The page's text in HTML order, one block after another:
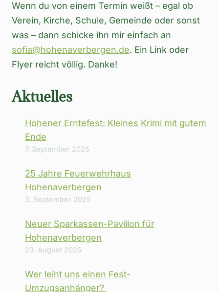
Wenn du von einem Termin weißt – egal ob
Verein, Kirche, Schule, Gemeinde oder sonst
was – dann schicke ihn mir einfach an
sofia@hohenaverbergen.de. Ein Link oder
Flyer reicht völlig. Danke!
Aktuelles
Hohener Erntefest: Kleines Krimi mit gutem
Ende
7. September 2025
25 Jahre Feuerwehrhaus
Hohenaverbergen
3. September 2025
Neuer Sparkassen-Pavillon für
Hohenaverbergen
23. August 2025
Wer leiht uns einen Fest-
Umzugsanhänger?